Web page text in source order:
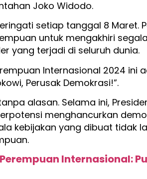
Joko Widodo.
setiap tanggal 8 Maret.
untuk mengakhiri
yang terjadi di seluruh dunia.
Internasional 2024 ini
Perusak Demokrasi!”.
alasan. Selama ini,
menghancurkan
kebijakan yang dibuat tidak
Internasional: